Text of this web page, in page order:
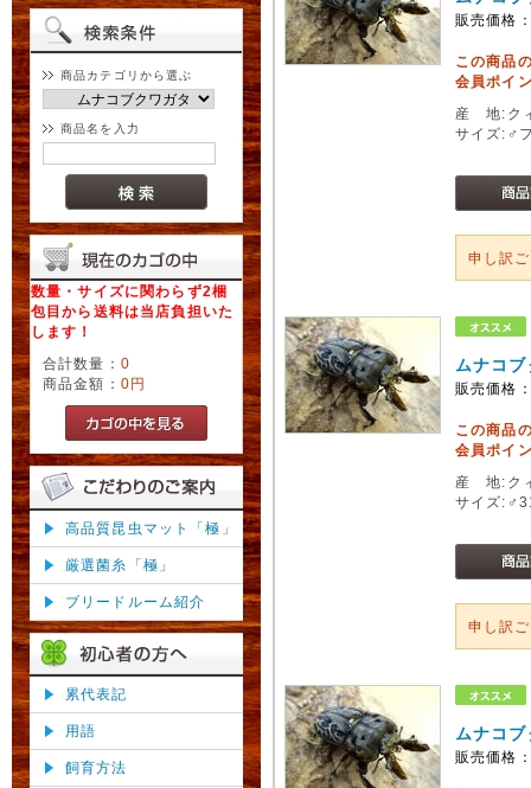
商品カテゴリから選ぶ
商品名を入力
数量・サイズに関わらず2梱
包目から送料は当店負担いた
します！
合計数量： 0
商品金額： 0円
高品質昆虫マット「極」
厳選菌糸「極」
ブリードルーム紹介
累代表記
用語
飼育方法
販売価格
この商品
会員ポイ
産 地:ク
サイズ:♂
申し訳
ムナコ
販売価格
この商品
会員ポイ
産 地:ク
サイズ
申し訳
ムナコ
販売価格